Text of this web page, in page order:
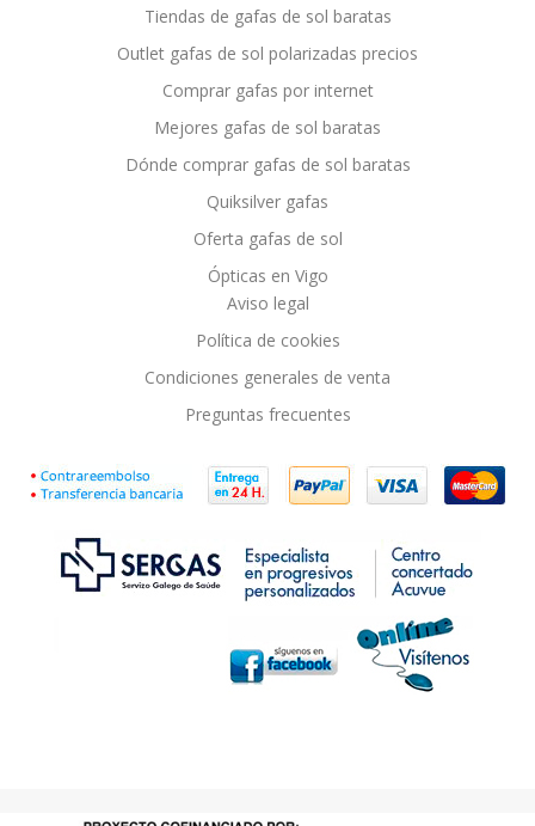
Tiendas de gafas de sol baratas
Outlet gafas de sol polarizadas precios
Comprar gafas por internet
Mejores gafas de sol baratas
Dónde comprar gafas de sol baratas
Quiksilver gafas
Oferta gafas de sol
Ópticas en Vigo
Aviso legal
Política de cookies
Condiciones generales de venta
Preguntas frecuentes